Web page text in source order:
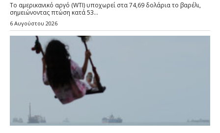
Το αμερικανικό αργό (WTI) υποχωρεί στα 74,69 δολάρια το βαρέλι,
σημειώνοντας πτώση κατά 53...
6 Αυγούστου 2026